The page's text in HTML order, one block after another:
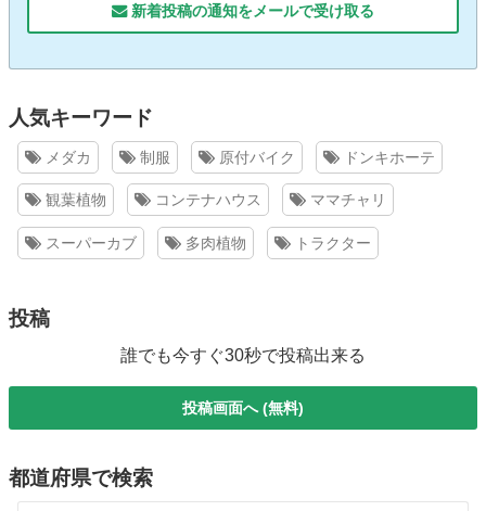
新着投稿の通知をメールで受け取る
人気キーワード
メダカ 制服 原付バイク ドンキホーテ
観葉植物 コンテナハウス ママチャリ
スーパーカブ 多肉植物 トラクター
投稿
誰でも今すぐ30秒で投稿出来る
投稿画面へ (無料)
都道府県で検索